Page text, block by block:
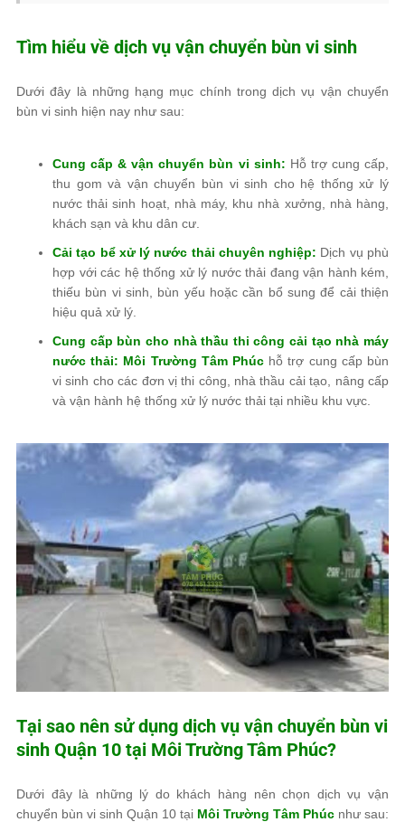
Tìm hiểu về dịch vụ vận chuyển bùn vi sinh
Dưới đây là những hạng mục chính trong dịch vụ vận chuyển
bùn vi sinh hiện nay như sau:
Cung cấp & vận chuyển bùn vi sinh: Hỗ trợ cung cấp,
thu gom và vận chuyển bùn vi sinh cho hệ thống xử lý
nước thải sinh hoạt, nhà máy, khu nhà xưởng, nhà hàng,
khách sạn và khu dân cư.
Cải tạo bể xử lý nước thải chuyên nghiệp: Dịch vụ phù
hợp với các hệ thống xử lý nước thải đang vận hành kém,
thiếu bùn vi sinh, bùn yếu hoặc cần bổ sung để cải thiện
hiệu quả xử lý.
Cung cấp bùn cho nhà thầu thi công cải tạo nhà máy
nước thải: Môi Trường Tâm Phúc hỗ trợ cung cấp bùn
vi sinh cho các đơn vị thi công, nhà thầu cải tạo, nâng cấp
và vận hành hệ thống xử lý nước thải tại nhiều khu vực.
Tại sao nên sử dụng dịch vụ vận chuyển bùn vi
sinh Quận 10 tại Môi Trường Tâm Phúc?
Dưới đây là những lý do khách hàng nên chọn dịch vụ vận
chuyển bùn vi sinh Quận 10 tại Môi Trường Tâm Phúc như sau: